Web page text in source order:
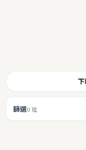
下
篩選0 班